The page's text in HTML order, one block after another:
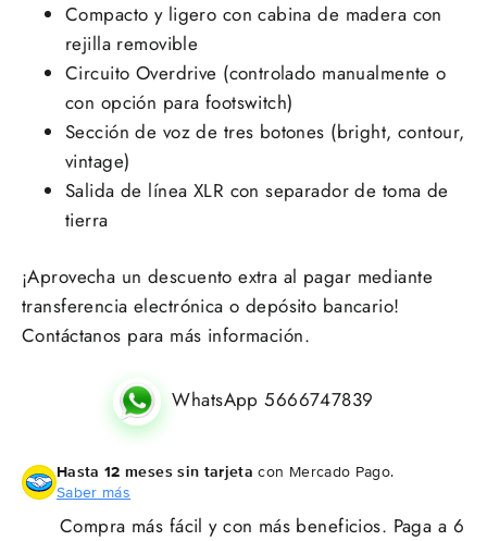
Compacto y ligero con cabina de madera con
rejilla removible
Circuito Overdrive (controlado manualmente o
con opción para footswitch)
Sección de voz de tres botones (bright, contour,
vintage)
Salida de línea XLR con separador de toma de
tierra
¡Aprovecha un descuento extra al pagar mediante
transferencia electrónica o depósito bancario!
Contáctanos para más información.
WhatsApp 5666747839
Hasta 12 meses sin tarjeta con Mercado Pago.
Saber más
Compra más fácil y con más beneficios. Paga a 6